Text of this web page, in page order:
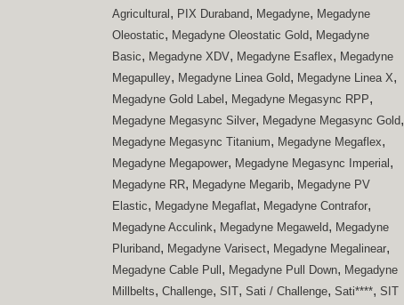
Agricultural , PIX Duraband, Megadyne, Megadyne
Oleostatic, Megadyne Oleostatic Gold, Megadyne
Basic, Megadyne XDV, Megadyne Esaflex, Megadyne
Megapulley, Megadyne Linea Gold, Megadyne Linea X,
Megadyne Gold Label , Megadyne Megasync RPP,
Megadyne Megasync Silver, Megadyne Megasync Gold,
Megadyne Megasync Titanium, Megadyne Megaflex,
Megadyne Megapower, Megadyne Megasync Imperial ,
Megadyne RR, Megadyne Megarib, Megadyne PV
Elastic, Megadyne Megaflat, Megadyne Contrafor,
Megadyne Acculink, Megadyne Megaweld, Megadyne
Pluriband, Megadyne Varisect, Megadyne Megalinear,
Megadyne Cable Pull , Megadyne Pull Down, Megadyne
Millbelts, Challenge, SIT, Sati / Challenge, Sati****, SIT